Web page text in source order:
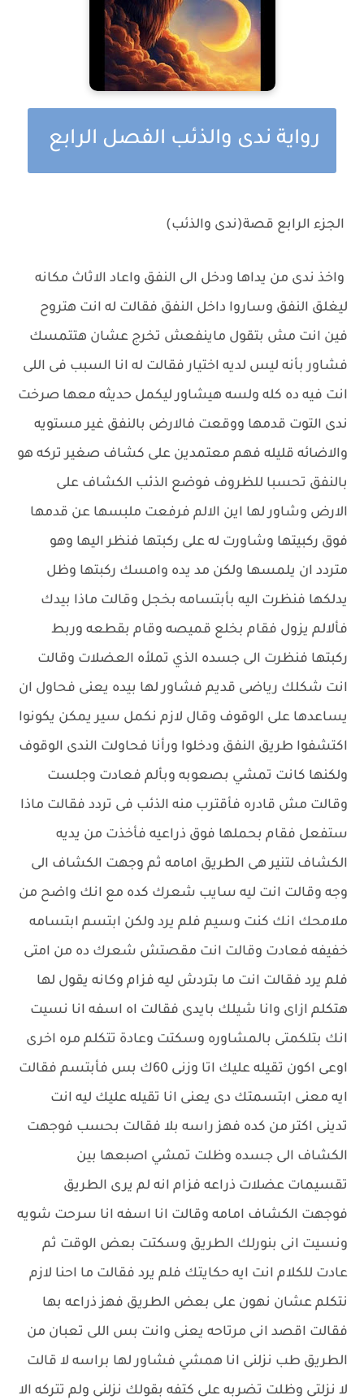
رواية ندى والذئب الفصل الرابع
الجزء الرابع قصة(ندى والذئب)
واخذ ندى من يداها ودخل الى النفق واعاد الاثاث مكانه
ليغلق النفق وساروا داخل النفق فقالت له انت هتروح
فين انت مش بتقول ماينفعش تخرج عشان هتتمسك
فشاور بأنه ليس لديه اختيار فقالت له انا السبب فى اللى
انت فيه ده كله ولسه هيشاور ليكمل حديثه معها صرخت
ندى التوت قدمها ووقعت فالارض بالنفق غير مستويه
والاضائه قليله فهم معتمدين على كشاف صغير تركه هو
بالنفق تحسبا للظروف فوضع الذئب الكشاف على
الارض وشاور لها اين الالم فرفعت ملبسها عن قدمها
فوق ركبيتها وشاورت له على ركبتها فنظر اليها وهو
متردد ان يلمسها ولكن مد يده وامسك ركبتها وظل
يدلكها فنظرت اليه بأبتسامه بخجل وقالت ماذا بيدك
فألالم يزول فقام بخلع قميصه وقام بقطعه وربط
ركبتها فنظرت الى جسده الذي تملأه العضلات وقالت
انت شكلك رياضى قديم فشاور لها بيده يعنى فحاول ان
يساعدها على الوقوف وقال لازم نكمل سير يمكن يكونوا
اكتشفوا طريق النفق ودخلوا ورأنا فحاولت الندى الوقوف
ولكنها كانت تمشي بصعوبه وبألم فعادت وجلست
وقالت مش قادره فأقترب منه الذئب فى تردد فقالت ماذا
ستفعل فقام بحملها فوق ذراعيه فأخذت من يديه
الكشاف لتنير هى الطريق امامه ثم وجهت الكشاف الى
وجه وقالت انت ليه سايب شعرك كده مع انك واضح من
ملامحك انك كنت وسيم فلم يرد ولكن ابتسم ابتسامه
خفيفه فعادت وقالت انت مقصتش شعرك ده من امتى
فلم يرد فقالت انت ما بتردش ليه فزام وكانه يقول لها
هتكلم ازاى وانا شيلك بايدى فقالت اه اسفه انا نسيت
انك بتلكمتى بالمشاوره وسكتت وعادة تتكلم مره اخرى
اوعى اكون تقيله عليك اتا وزنى 60ك بس فأبتسم فقالت
ايه معنى ابتسمتك دى يعنى انا تقيله عليك ليه انت
تدينى اكتر من كده فهز راسه بلا فقالت بحسب فوجهت
الكشاف الى جسده وظلت تمشي اصبعها بين
تقسيمات عضلات ذراعه فزام انه لم يرى الطريق
فوجهت الكشاف امامه وقالت انا اسفه انا سرحت شويه
ونسيت انى بنورلك الطريق وسكتت بعض الوقت ثم
عادت للكلام انت ايه حكايتك فلم يرد فقالت ما احنا لازم
نتكلم عشان نهون على بعض الطريق فهز ذراعه بها
فقالت اقصد انى مرتاحه يعنى وانت بس اللى تعبان من
الطريق طب نزلنى انا همشي فشاور لها براسه لا قالت
لا نزلتى وظلت تضربه على كتفه بقولك نزلنى ولم تتركه الا